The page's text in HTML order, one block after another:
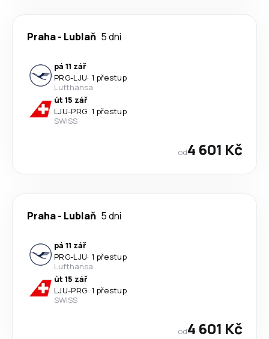
Praha- Lublaň 5 dni
pá 11 zář
PRG-LJU· 1 přestup
Lufthansa
út 15 zář
LJU-PRG· 1 přestup
SWISS
od4 601 Kč
Praha- Lublaň 5 dni
pá 11 zář
PRG-LJU· 1 přestup
Lufthansa
út 15 zář
LJU-PRG· 1 přestup
SWISS
od4 601 Kč